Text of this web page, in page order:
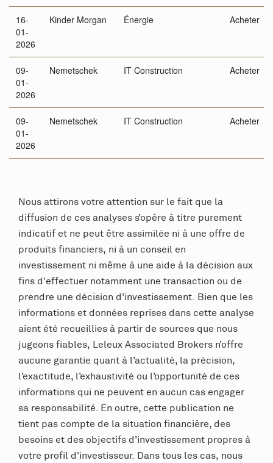
16-
01-
2026
Kinder Morgan Énergie Acheter
09-
01-
2026
Nemetschek IT Construction Acheter
09-
01-
2026
Nemetschek IT Construction Acheter
Nous attirons votre attention sur le fait que la
diffusion de ces analyses s’opère à titre purement
indicatif et ne peut être assimilée ni à une offre de
produits financiers, ni à un conseil en
investissement ni même à une aide à la décision aux
fins d'effectuer notamment une transaction ou de
prendre une décision d'investissement. Bien que les
informations et données reprises dans cette analyse
aient été recueillies à partir de sources que nous
jugeons fiables, Leleux Associated Brokers n’offre
aucune garantie quant à l’actualité, la précision,
l’exactitude, l’exhaustivité ou l’opportunité de ces
informations qui ne peuvent en aucun cas engager
sa responsabilité. En outre, cette publication ne
tient pas compte de la situation financière, des
besoins et des objectifs d’investissement propres à
votre profil d'investisseur. Dans tous les cas, nous